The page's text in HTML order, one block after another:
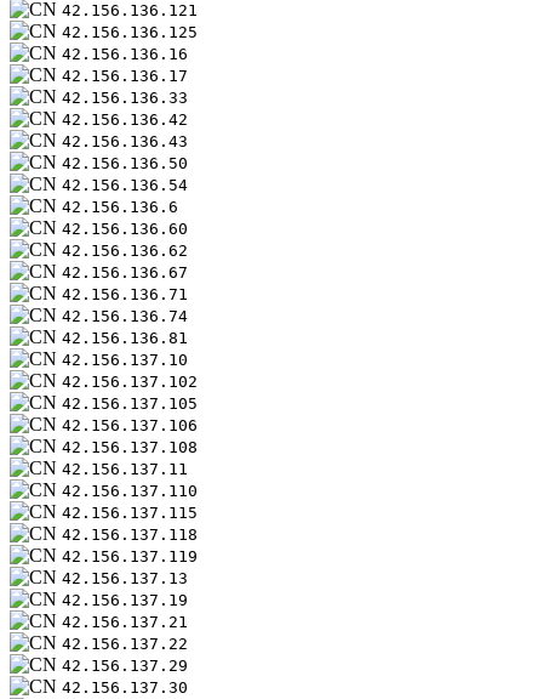
42.156.136.121
42.156.136.125
42.156.136.16
42.156.136.17
42.156.136.33
42.156.136.42
42.156.136.43
42.156.136.50
42.156.136.54
42.156.136.6
42.156.136.60
42.156.136.62
42.156.136.67
42.156.136.71
42.156.136.74
42.156.136.81
42.156.137.10
42.156.137.102
42.156.137.105
42.156.137.106
42.156.137.108
42.156.137.11
42.156.137.110
42.156.137.115
42.156.137.118
42.156.137.119
42.156.137.13
42.156.137.19
42.156.137.21
42.156.137.22
42.156.137.29
42.156.137.30